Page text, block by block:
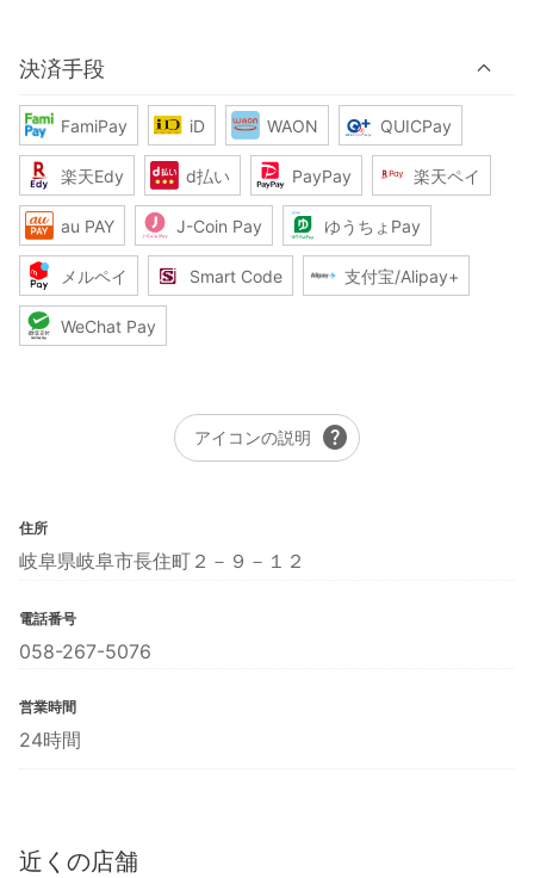
決済手段
FamiPay iD WAON QUICPay
楽天Edy d払い PayPay 楽天ペイ
au PAY J-Coin Pay ゆうちょPay
メルペイ Smart Code 支付宝/Alipay+
WeChat Pay
アイコンの説明 help
住所
岐阜県岐阜市長住町２－９－１２
電話番号
058-267-5076
営業時間
24時間
近くの店舗